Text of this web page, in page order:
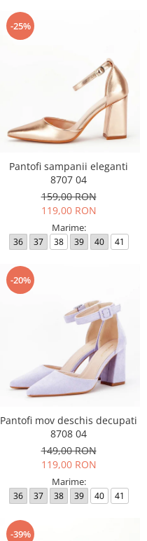
-25%
Pantofi sampanii eleganti
8707 04
159,00 RON
119,00 RON
Marime:
36 37 38 39 40 41
-20%
Pantofi mov deschis decupati
8708 04
149,00 RON
119,00 RON
Marime:
36 37 38 39 40 41
-39%